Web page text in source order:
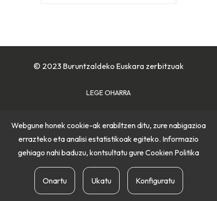
© 2023 Buruntzaldeko Euskara zerbitzuak
LEGE OHARRA
PRIBATUTASUN POLITIKA
Webgune honek cookie-ak erabiltzen ditu, zure nabigazioa
errazteko eta analisi estatistikoak egiteko. Informazio
gehiago nahi baduzu, kontsultatu gure Cookien Politika
Onartu Ukatu Konfiguratu